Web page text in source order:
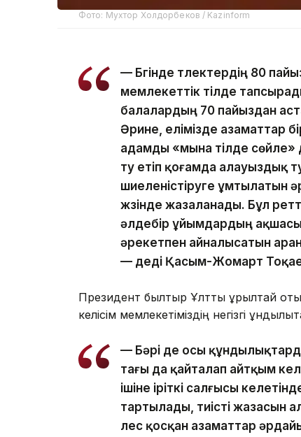
Фото: Мухтор Холдорбеков / Kazinform
— Бүгінде түлектердің 80
мемлекеттік тілде
балалардың 70 пайыздан
Әрине, елімізде азаматтар
адамды «мына тілде сөйле»
ту етіп қоғамда алауыздық
шиеленістіруге ұмтылатын
жүзінде жазаланады. Бұл
әлдебір ұйымдардың
әрекетпен айналысатын
— деді Қасым-Жомарт
Президент былтыр Ұлттық құрылтай
келісім мемлекетіміздің негізгі
— Бәрі де осы
тағы да қайталап айтқым
ішіне іріткі салғысы
тартылады, тиісті жазасын
үлес қосқан азаматтар